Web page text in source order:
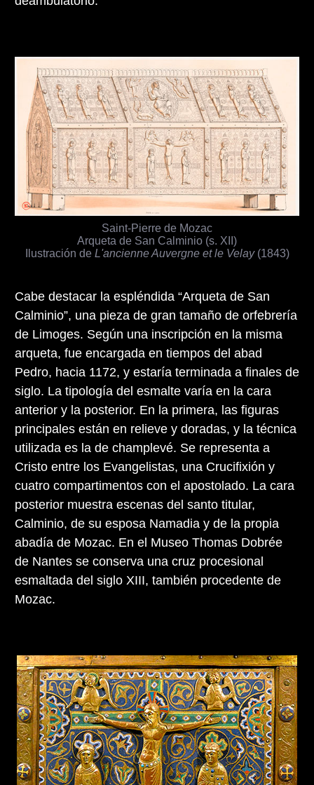
Saint-Pierre de Mozac
Arqueta de San Calminio (s. XII)
Ilustración de L'ancienne Auvergne et le Velay(1843)
Cabe destacar la espléndida “Arqueta de San
Calminio”, una pieza de gran tamaño de orfebrería
de Limoges. Según una inscripción en la misma
arqueta, fue encargada en tiempos del abad
Pedro, hacia 1172, y estaría terminada a finales de
siglo. La tipología del esmalte varía en la cara
anterior y la posterior. En la primera, las figuras
principales están en relieve y doradas, y la técnica
utilizada es la de champlevé. Se representa a
Cristo entre los Evangelistas, una Crucifixión y
cuatro compartimentos con el apostolado. La cara
posterior muestra escenas del santo titular,
Calminio, de su esposa Namadia y de la propia
abadía de Mozac. En el Museo Thomas Dobrée
de Nantes se conserva una cruz procesional
esmaltada del siglo XIII, también procedente de
Mozac.